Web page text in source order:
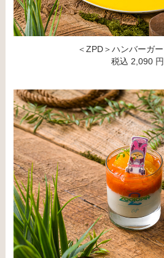
＜ZPD＞ハンバーガ
税込 2,090 円